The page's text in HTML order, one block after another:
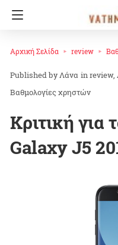
Αρχική Σελίδα review
Λάνα inreview
Βαθμολογίες χρηστών
Κριτική για
Galaxy J5